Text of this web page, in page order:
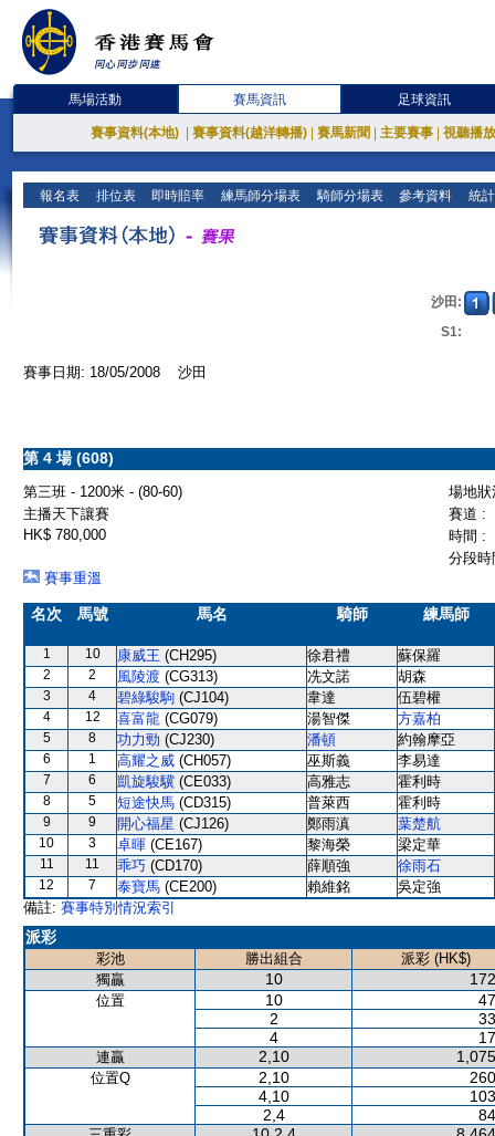
馬場活動 賽馬資訊 足球資訊
賽事資料(本地) 賽事資料(越洋轉播) 賽馬新聞 主要賽事 視聽播
報名表 排位表 即時賠率 練馬師分場表 騎師分場表 參考資料 統
沙田:
S1:
賽事日期: 18/05/2008 沙田
第 4 場 (608)
第三班 - 1200米 - (80-60)
場地
主播天下讓賽
賽道 :
HK$ 780,000
時間 :
分段
賽事重溫
名次 馬號 馬名 騎師 練馬師
1 10 康威王 (CH295) 徐君禮 蘇保羅
2 2 風陵渡 (CG313) 冼文諾 胡森
3 4 碧綠駿駒 (CJ104) 韋達 伍碧權
4 12 喜富龍 (CG079) 湯智傑 方嘉柏
5 8 功力勁 (CJ230) 潘頓 約翰摩亞
6 1 高耀之威 (CH057) 巫斯義 李易達
7 6 凱旋駿驥 (CE033) 高雅志 霍利時
8 5 短途快馬 (CD315) 普萊西 霍利時
9 9 開心福星 (CJ126) 鄭雨滇 葉楚航
10 3 卓暉 (CE167) 黎海榮 梁定華
11 11 乖巧 (CD170) 薛順強 徐雨石
12 7 泰寶馬 (CE200) 賴維銘
吳定強
備註: 賽事特別情況索引
派彩
彩池 勝出組合
派彩 (HK$)
獨贏
10
位置 10
2
4
連贏 2,10
位置Q 2,10
4,10
2,4